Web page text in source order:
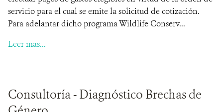
servicio para el cual se emite la solicitud de cotización.
Para adelantar dicho programa Wildlife Conserv...
Leer mas...
Consultoría - Diagnóstico Brechas de